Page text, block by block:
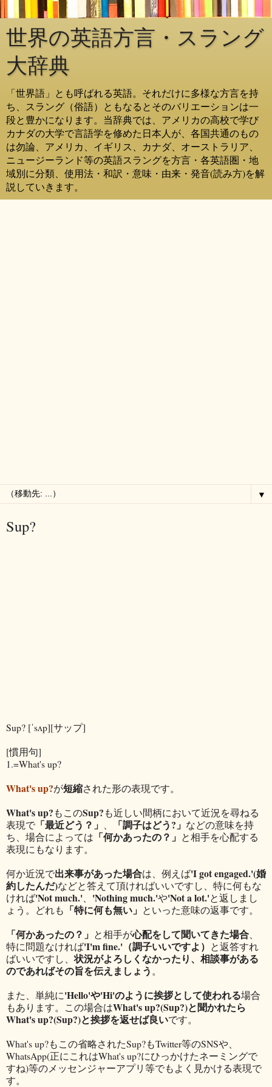
世界の英語方言・スラング
大辞典
「世界語」とも呼ばれる英語。それだけに多様な方言を持
ち、スラング（俗語）ともなるとそのバリエーションは一
段と豊かになります。当辞典では、アメリカの高校で学び
カナダの大学で言語学を修めた日本人が、各国共通のもの
は勿論、アメリカ、イギリス、カナダ、オーストラリア、
ニュージーランド等の英語スラングを方言・各英語圏・地
域別に分類、使用法・和訳・意味・由来・発音(読み方)を解
説していきます。
▼
Sup?
Sup? [ˈsʌp][サップ]
[慣用句]
1.=What's up?
What's up?が短縮された形の表現です。
What's up?もこのSup?も近しい間柄において近況を尋ねる
表現で 「最近どう？」 「調子はどう?」 などの意味を持
ち、場合によっては 「何かあったの？」 と相手を心配する
表現にもなります。
何か近況で出来事があった場合は、例えば'I got engaged.'(婚
約したんだ)などと答えて頂ければいいですし、特に何もな
ければ'Not much.' 'Nothing much.'や'Not a lot.'と返しまし
ょう。どれも 「特に何も無い」 といった意味の返事です。
「何かあったの？」 と相手が心配をして聞いてきた場合
特に問題なければ'I'm fine.'（調子いいですよ） と返答すれ
ばいいですし、状況がよろしくなかったり、相談事がある
のであればその旨を伝えましょう 。
また、単純に'Hello'や'Hi'のように挨拶として使われる場合
もあります。この場合はWhat's up?(Sup?)と聞かれたら
What's up?(Sup?)と挨拶を返せば良いです。
What's up?もこの省略されたSup?もTwitter等のSNSや、
WhatsApp(正にこれはWhat's up?にひっかけたネーミングで
すね)等のメッセンジャーアプリ等でもよく見かける表現で
す。